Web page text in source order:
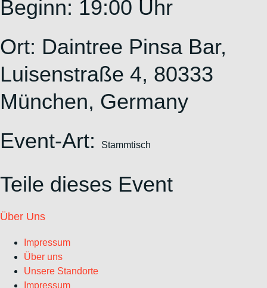
Beginn: 19:00 Uhr
Ort: Daintree Pinsa Bar,
Luisenstraße 4, 80333
München, Germany
Event-Art:
Stammtisch
Teile dieses Event
Über Uns
Impressum
Über uns
Unsere Standorte
Impressum